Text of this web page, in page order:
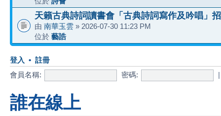
天籟古典詩詞讀書會「古典詩詞寫作及吟唱」
由 南華玉雲 » 2026-07-30 11:23 PM
位於 藝誥
登入 • 註冊
會員名稱: 密碼:
誰在線上